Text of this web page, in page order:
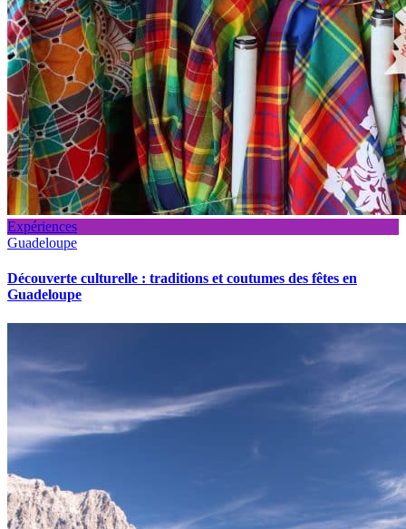
Expériences
Guadeloupe
Découverte culturelle : traditions et coutumes des fêtes en
Guadeloupe